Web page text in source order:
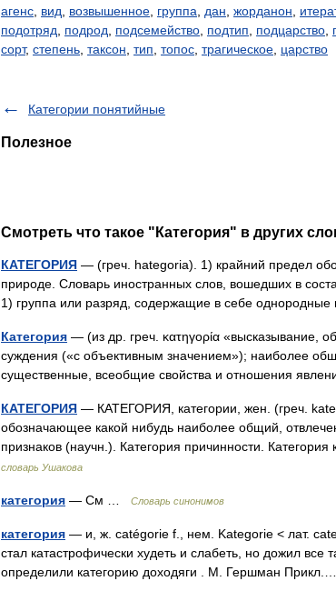
агенс вид возвышенное группа дан жорданон
подотряд
подрод подсемейство подтип подцарство
сорт, степень таксон тип топос трагическое царство
Категории понятийные
Полезное
Смотреть что такое "Категория" в других
КАТЕГОРИЯ — (греч. hategoria). 1) крайний предел
природе. Словарь иностранных слов, вошедших в
1) группа или разряд, содержащие в себе
Категория — (из др. греч. κατηγορία
суждения («с объективным значением»); наиболее
существенные, всеобщие свойства и отношения
КАТЕГОРИЯ — КАТЕГОРИЯ, категории, жен. (греч.
обозначающее какой нибудь наиболее общий,
признаков (научн.). Категория причинности.
словарь Ушакова
категория — См … Словарь синонимов
категория — и, ж. catégorie f., нем. Kategorie < лат.
стал катастрофически худеть и слабеть, но дожил
определили категорию доходяги . М. Гершман